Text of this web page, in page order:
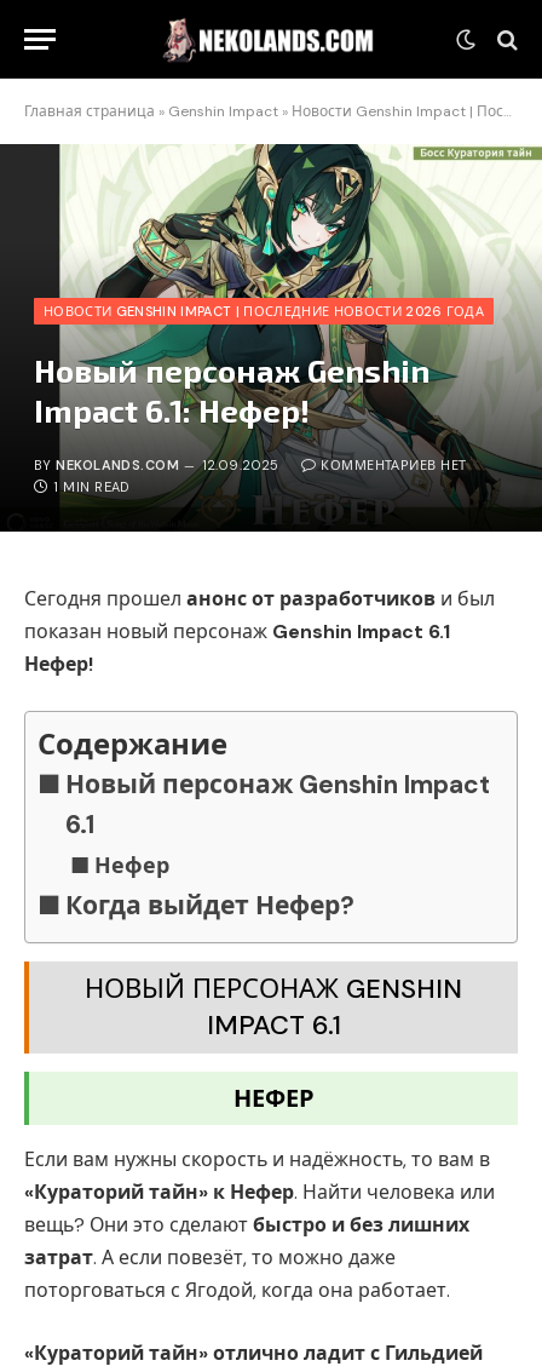
Главная страница » Genshin Impact » Новости Genshin Impact | Последние новости 2026 года
НОВОСТИ GENSHIN IMPACT | ПОСЛЕДНИЕ НОВОСТИ 2026 ГОДА
Новый персонаж Genshin
Impact 6.1: Нефер!
BY NEKOLANDS.COM 12.09.2025
КОММЕНТАРИЕВ НЕТ
1 MIN READ
Сегодня прошел анонс от разработчиков и был
показан новый персонаж Genshin Impact 6.1
Нефер!
Содержание
Новый персонаж Genshin Impact
6.1
Нефер
Когда выйдет Нефер?
НОВЫЙ ПЕРСОНАЖ GENSHIN
IMPACT 6.1
НЕФЕР
Если вам нужны скорость и надёжность, то вам в
«Кураторий тайн» к Нефер. Найти человека или
вещь? Они это сделаютбыстро и без лишних
затрат. А если повезёт, то можно даже
поторговаться с Ягодой, когда она работает.
«Кураторий тайн» отлично ладит с Гильдией